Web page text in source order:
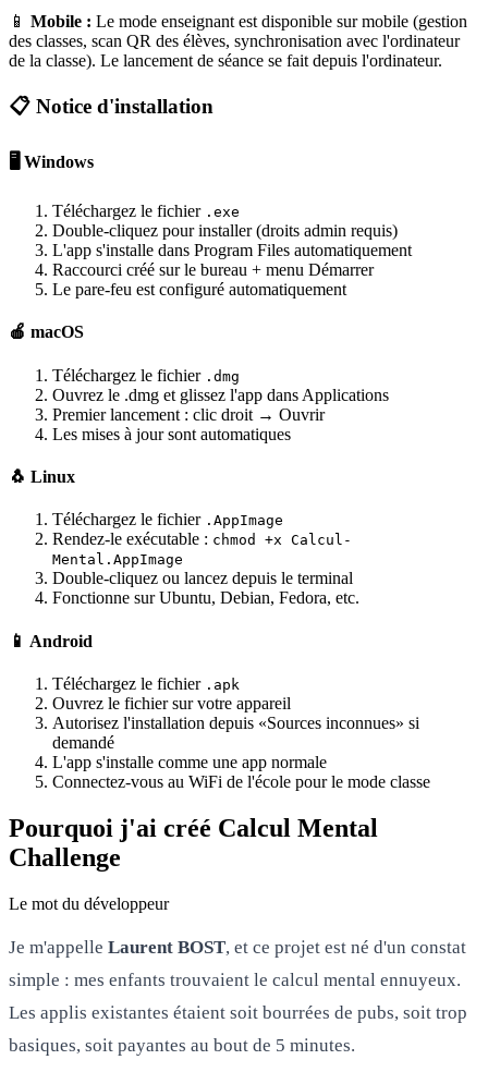
📱 Mobile : Le mode enseignant est disponible sur mobile (gestion
des classes, scan QR des élèves, synchronisation avec l'ordinateur
de la classe). Le lancement de séance se fait depuis l'ordinateur.
📋 Notice d'installation
🖥️ Windows
Téléchargez le fichier .exe
Double-cliquez pour installer (droits admin requis)
L'app s'installe dans Program Files automatiquement
Raccourci créé sur le bureau + menu Démarrer
Le pare-feu est configuré automatiquement
🍎 macOS
Téléchargez le fichier .dmg
Ouvrez le .dmg et glissez l'app dans Applications
Premier lancement : clic droit → Ouvrir
Les mises à jour sont automatiques
🐧 Linux
Téléchargez le fichier .AppImage
Rendez-le exécutable : chmod +x Calcul-
Mental.AppImage
Double-cliquez ou lancez depuis le terminal
Fonctionne sur Ubuntu, Debian, Fedora, etc.
📱 Android
Téléchargez le fichier .apk
Ouvrez le fichier sur votre appareil
Autorisez l'installation depuis «Sources inconnues» si
demandé
L'app s'installe comme une app normale
Connectez-vous au WiFi de l'école pour le mode classe
Pourquoi j'ai créé Calcul Mental
Challenge
Le mot du développeur
Je m'appelle Laurent BOST, et ce projet est né d'un constat
simple : mes enfants trouvaient le calcul mental ennuyeux.
Les applis existantes étaient soit bourrées de pubs, soit trop
basiques, soit payantes au bout de 5 minutes.